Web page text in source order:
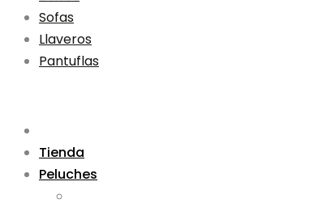
Sofas
Llaveros
Pantuflas
Tienda
Peluches